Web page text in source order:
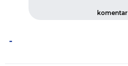
komentar
-